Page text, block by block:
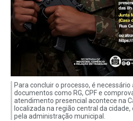
Para concluir o processo, é
documentos como RG, CPF e
atendimento presencial acontece na
localizada na região central da
pela administração municipal.